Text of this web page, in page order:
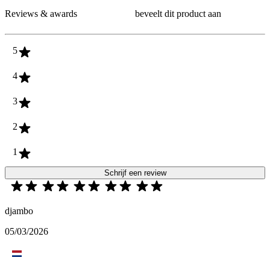
Reviews & awards
beveelt dit product aan
5
4
3
2
1
Schrijf een review
djambo
05/03/2026